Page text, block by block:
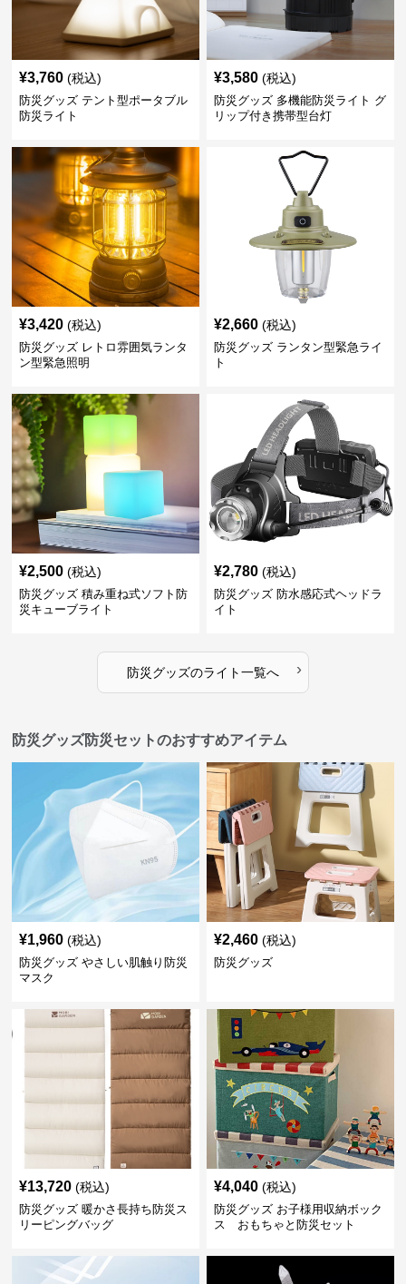
¥3,760 (税込)
防災グッズ テント型ポータブル
防災ライト
¥3,580 (税込)
防災グッズ 多機能防災ライト グ
リップ付き携帯型台灯
¥3,420 (税込)
防災グッズ レトロ雰囲気ランタ
ン型緊急照明
¥2,660 (税込)
防災グッズ ランタン型緊急ライ
ト
¥2,500 (税込)
防災グッズ 積み重ね式ソフト防
災キューブライト
¥2,780 (税込)
防災グッズ 防水感応式ヘッドラ
イト
防災グッズのライト一覧へ ›
防災グッズ防災セットのおすすめアイテム
¥1,960 (税込)
防災グッズ やさしい肌触り防災
マスク
¥2,460 (税込)
防災グッズ
¥13,720 (税込)
防災グッズ 暖かさ長持ち防災ス
リーピングバッグ
¥4,040 (税込)
防災グッズ お子様用収納ボック
ス おもちゃと防災セット